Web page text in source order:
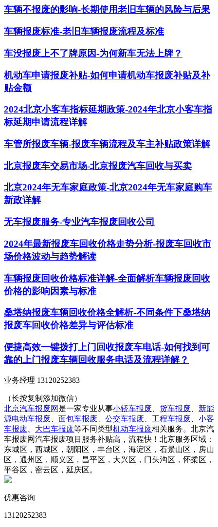
车辆不报废的影响-长期使用老旧车辆的风险与后果
车辆报废标准-老旧车辆报废流程及标准
车没报废上不了牌原因-为何新车无法上牌？
机动车申请报废补贴-如何申请机动车报废补贴及补
贴金额
2024北京小客车指标延期政策-2024年北京小客车指
标延期申请流程详解
车管所报废车辆-报废车辆流程及车主补贴政策详解
北京报废车交易市场-北京报废汽车回收与买卖
北京2024年无车家庭政策-北京2024年无车家庭购车
新政详解
无车报废服务-专业汽车报废回收公司
2024年最新报废车回收价格走势分析-报废车回收市
场价格波动与趋势解读
车辆报废回收价格标准详解-全面解析车辆报废回收
价格的影响因素与标准
桑塔纳报废车辆回收价格全解析-不同条件下桑塔纳
报废车回收价格差异与评估标准
便捷高效一键拨打上门回收报废车电话-如何找到可
靠的上门报废车辆回收服务电话及流程详解？
业务经理 13120252383
（长按复制添加微信）
北京汽车报废网 是一家专业从事小轿车报废 货车报废
新能
源电动车报废
面包车报废 公交车报废 工程车报废
小客
车报废
大巴车报废等不同类型机动车报废相关服务。北京汽
车报废网汽车报废项目服务补贴高，流程快！北京服务区域：
东城区，西城区，朝阳区，丰台区，海淀区，石景山区，房山
区，通州区，顺义区，昌平区，大兴区，门头沟区，怀柔区，
平谷区，密云区，延庆区。
优惠咨询
13120252383